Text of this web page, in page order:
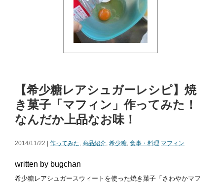
【希少糖レアシュガーレシピ】焼
き菓子「マフィン」作ってみた！
なんだか上品なお味！
2014/11/22 | 作ってみた, 商品紹介, 希少糖, 食事・料理 マフィン
written by bugchan
希少糖レアシュガースウィートを使った焼き菓子「さわやかマフ